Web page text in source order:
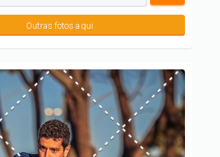
Outras fotos aqui